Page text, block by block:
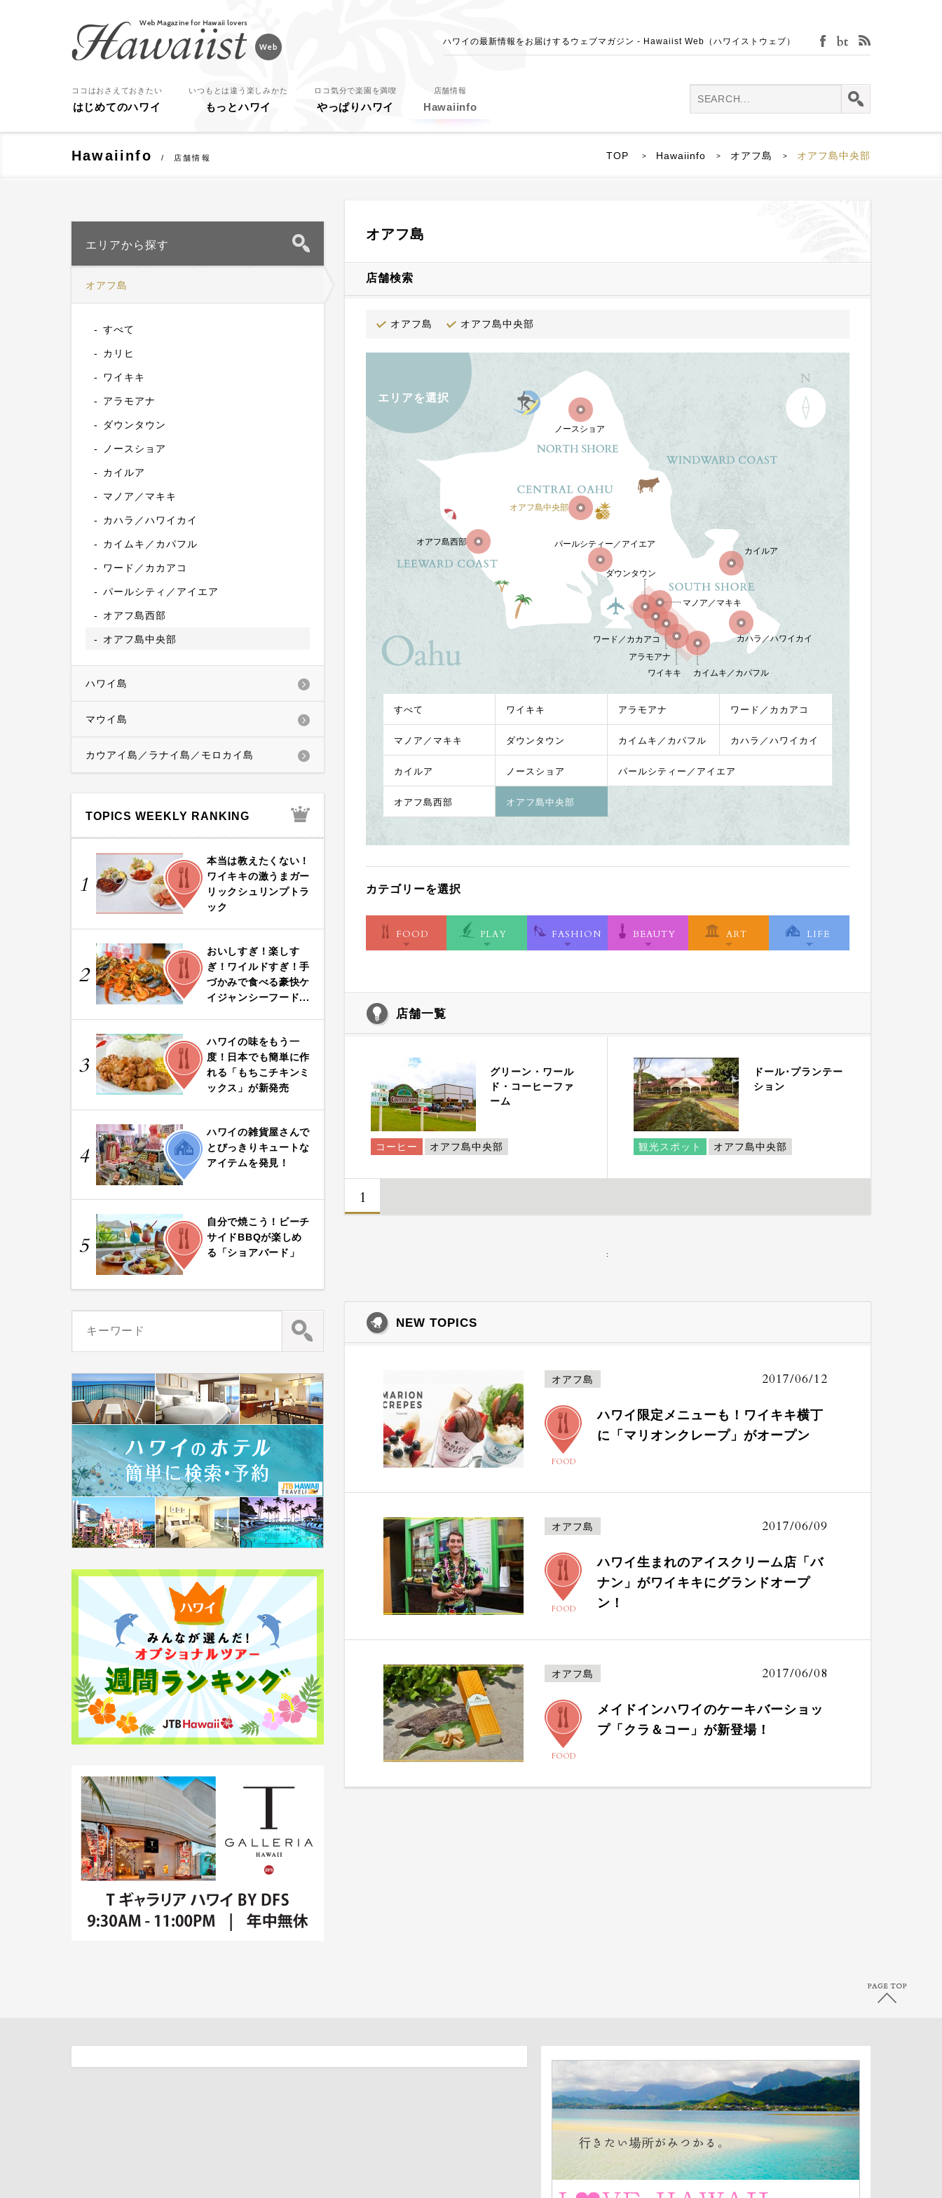
ハワイの最新情報をお届けするウェブマガジン - Hawaiist Web（ハワイストウェブ） facebookbijin-tokei
ココはおさえておきたい
はじめてのハワイ
いつもとは違う楽しみかた
もっとハワイ
ロコ気分で楽園を満喫
やっぱりハワイ
店舗情報
Hawaiinfo
Hawaiinfo 店舗情報 TOP > Hawaiinfo > オアフ島 > オアフ島中央部
オアフ島
店舗検索
オアフ島 オアフ島中央部
エリアを選択
ノースショア
カイルア
カハラ／ハワイカイ
カイムキ／カパフル
ワイキキ
アラモアナ
ワード／カカアコ
マノア／マキキ
ダウンタウン
パールシティー／アイエア
オアフ島西部
オアフ島中央部
すべて ワイキキ アラモアナ ワード／カカアコ
マノア／マキキ ダウンタウン カイムキ／カパフル カハラ／ハワイカイ
カイルア ノースショア パールシティー／アイエア
オアフ島西部 オアフ島中央部
カテゴリーを選択
FOOD PLAY FASHION BEAUTY ART LIFE
店舗一覧
グリーン・ワール
ド・コーヒーファ
ーム
コーヒー オアフ島中央部
ドール･プランテー
ション
観光スポット オアフ島中央部
1
:
NEW TOPICS
オアフ島 2017/06/12
FOOD
ハワイ限定メニューも！ワイキキ横丁
に「マリオンクレープ」がオープン
オアフ島 2017/06/09
FOOD
ハワイ生まれのアイスクリーム店「バ
ナン」がワイキキにグランドオープ
ン！
オアフ島 2017/06/08
FOOD
メイドインハワイのケーキバーショッ
プ「クラ＆コー」が新登場！
エリアから探す
オアフ島
すべて
カリヒ
ワイキキ
アラモアナ
ダウンタウン
ノースショア
カイルア
マノア／マキキ
カハラ／ハワイカイ
カイムキ／カパフル
ワード／カカアコ
パールシティ／アイエア
オアフ島西部
オアフ島中央部
ハワイ島
マウイ島
カウアイ島／ラナイ島／モロカイ島
TOPICS WEEKLY RANKING
1
FOOD
本当は教えたくない！
ワイキキの激うまガー
リックシュリンプトラ
ック
2
FOOD
おいしすぎ！楽しす
ぎ！ワイルドすぎ！手
づかみで食べる豪快ケ
イジャンシーフード...
3
FOOD
ハワイの味をもう一
度！日本でも簡単に作
れる「もちこチキンミ
ックス」が新発売
4
LIFE
ハワイの雑貨屋さんで
とびっきりキュートな
アイテムを発見！
5
FOOD
自分で焼こう！ビーチ
サイドBBQが楽しめ
る「ショアバード」